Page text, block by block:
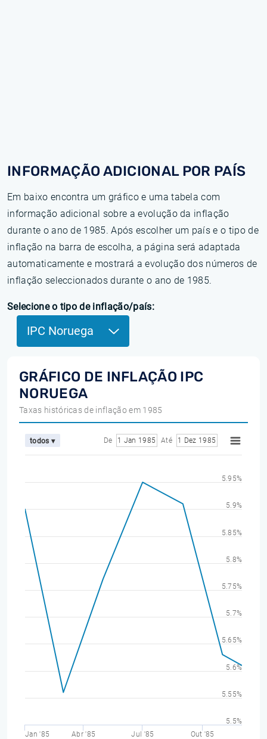
INFORMAÇÃO ADICIONAL POR PAÍS
Em baixo encontra um gráfico e uma tabela com
informação adicional sobre a evolução da inflação
durante o ano de 1985. Após escolher um país e o tipo de
inflação na barra de escolha, a página será adaptada
automaticamente e mostrará a evolução dos números de
inflação seleccionados durante o ano de 1985.
Selecione o tipo de inflação/país:
IPC Noruega
GRÁFICO DE INFLAÇÃO IPC
NORUEGA
Taxas históricas de inflação em 1985
todos ▾ De 1 Jan 1985 Até 1 Dez 1985
Jan '85 Abr '85 Jul '85 Out '85
5.5%
5.55%
5.6%
5.65%
5.7%
5.75%
5.8%
5.85%
5.9%
5.95%